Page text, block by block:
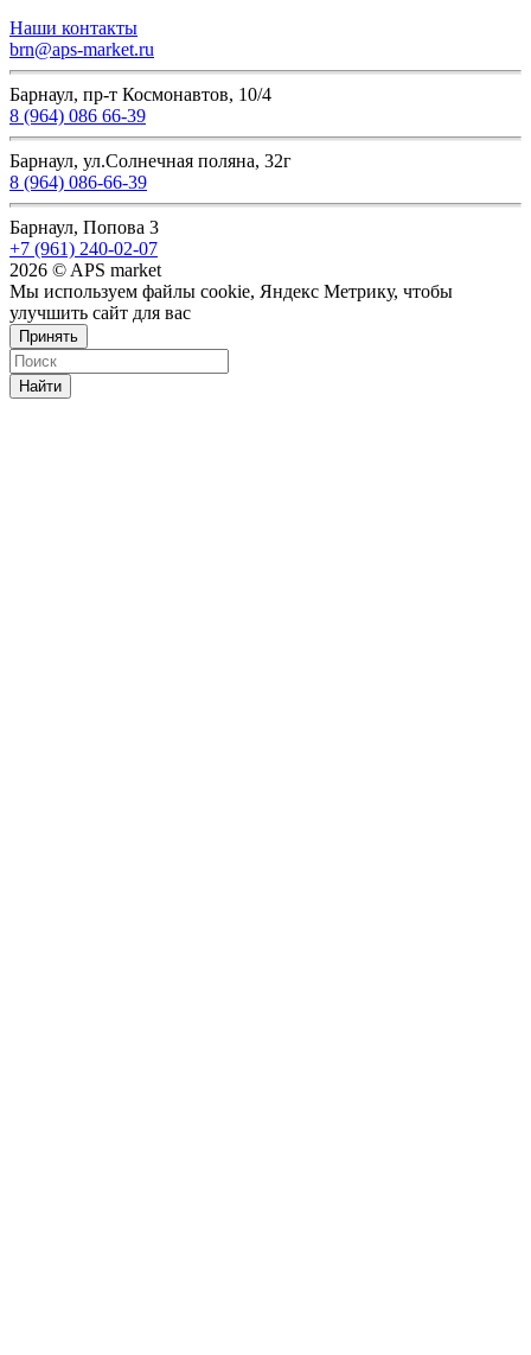
Наши контакты
brn@aps-market.ru
Барнаул, пр-т Космонавтов, 10/4
8 (964) 086 66-39
Барнаул, ул.Солнечная поляна, 32г
8 (964) 086-66-39
Барнаул, Попова 3
+7 (961) 240-02-07
2026 © APS market
Мы используем файлы cookie, Яндекс Метрику, чтобы
улучшить сайт для вас
Принять
Найти